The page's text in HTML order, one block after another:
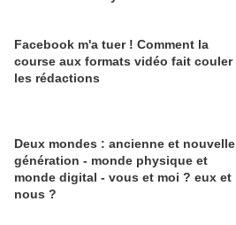
Facebook m'a tuer ! Comment la
course aux formats vidéo fait couler
les rédactions
Deux mondes : ancienne et nouvelle
génération - monde physique et
monde digital - vous et moi ? eux et
nous ?